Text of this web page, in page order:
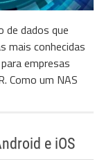
de dados que
mais conhecidas
empresas
Como um NAS
e iOS